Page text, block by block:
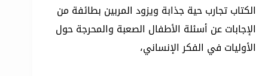
الكتاب تجارب حية جذابة ويزود المربين بطائفة من
الإجابات عن أسئلة الأطفال الصعبة والمحرجة حول
الأوليات في الفكر الإنساني،